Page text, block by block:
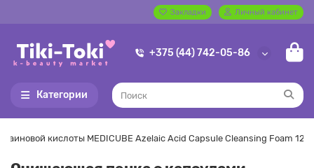
Закладки Личный кабинет
+375 (44) 742-05-86
Категории
кислоты MEDICUBE Azelaic Acid Capsule Cleansing Foam 120